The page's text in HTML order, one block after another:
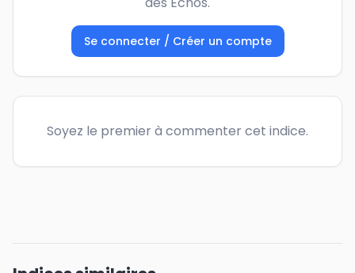
Se connecter / Créer un compte
Soyez le premier à commenter cet indice.